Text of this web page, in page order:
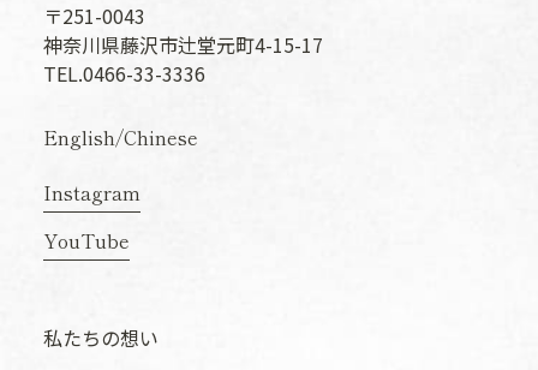
〒251-0043
神奈川県藤沢市辻堂元町4-15-17
TEL.0466-33-3336
English/Chinese
Instagram
YouTube
私たちの想い